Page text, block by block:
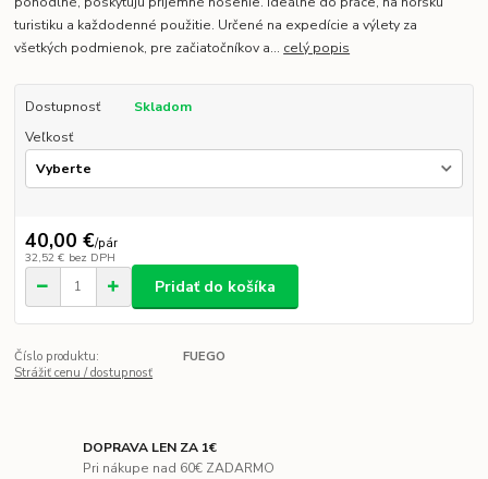
turistiku a každodenné použitie. Určené na expedície a výlety za
všetkých podmienok, pre začiatočníkov a... celý popis
Dostupnosť
Skladom
Veľkosť
40,00 €/pár
32,52 € bez DPH
Pridať do košíka
Číslo produktu:
FUEGO
Strážiť cenu / dostupnosť
DOPRAVA LEN ZA 1€
Pri nákupe nad 60€ ZADARMO